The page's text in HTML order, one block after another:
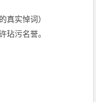
实悼词）
污名誉。